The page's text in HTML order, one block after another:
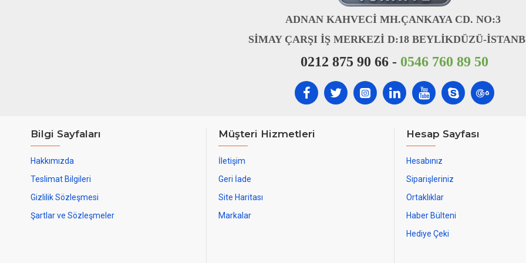
ADNAN KAHVECİ MH.ÇANKAYA CD. NO:3
SİMAY ÇARŞI İŞ MERKEZİ D:18 BEYLİKDÜZÜ-
0212 875 90 66 - 0546 760 89 50
Bilgi Sayfaları
Hakkımızda
Teslimat Bilgileri
Gizlilik Sözleşmesi
Şartlar ve Sözleşmeler
Müşteri Hizmetleri
İletişim
Geri İade
Site Haritası
Markalar
Hesap Sayfası
Hesabınız
Siparişleriniz
Ortaklıklar
Haber Bülteni
Hediye Çeki